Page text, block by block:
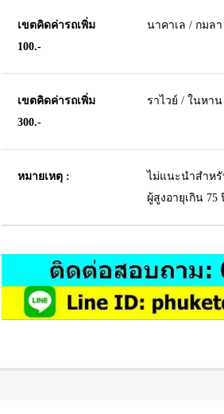
เขตคิดค่ารถเพิ่ม
100.-
นาคาเล / กมล
เขตคิดค่ารถเพิ่ม
300.-
ราไวย์ / ในหา
หมายเหตุ :
ไม่แนะนำสำหรั
ผู้สูงอายุเกิน 75